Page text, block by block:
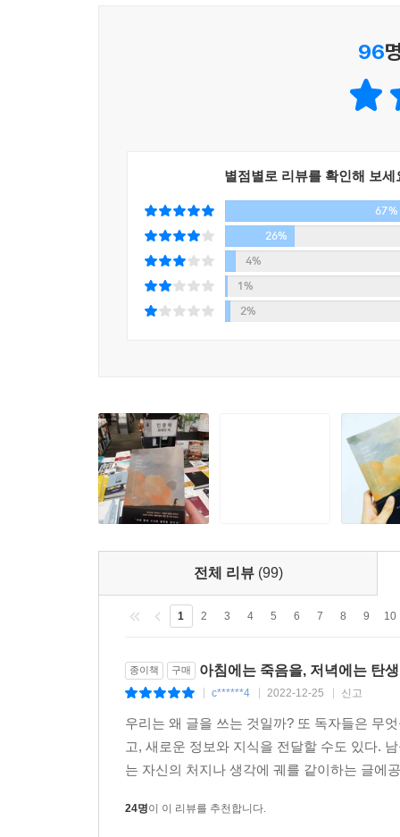
사람들은 글을 읽을 수가 있기 때문에 웬만하면
제자와 함께 배우는 도반으로서의 선생의 면모
“희미한 희망 속에서 그들을 조심스레 염려한다”
일상과 사회, 영화와 책에 대한 이야기까지 많
내보이는 시선이다. 그는 가르치는 자의 정체성
앞을 내다볼 수 없는 미래에 대한 불안으로 힘
“스스로의 삶을 평가할 때 적용되어야 할 평가 기
누가 오래 살았느냐의 문제는 아닙니다. 제가
_115쪽
《아침에는 죽음을 생각하는 것이 좋다》에는
경험한 이야기들은 차라투스트라와 전도연 배
독자의 특권이라지만, 되도록 이 책에서 너무 그
것이 그의 바람이다. 많은 것들에 확신이 없지만
삶으로 받아들이며, 큰 고통 없이 살아가는 데 좀
근심’을 누리며 살기를 원한다는 그의 바람처럼.
“‘왜 만화 연재가 늦어지는 거지’, ‘왜 디저트가 맛
96
별점별로 리뷰를 확인해 보세
67%
26%
4%
1%
2%
전체 리뷰 (99)
1 2 3 4 5 6 7 8 9 10
종이책 구매 아침에는 죽음을, 저녁에는 탄
c******4 2022-12-25 신고
우리는 왜 글을 쓰는 것일까? 또 독자들은 무
고, 새로운 정보와 지식을 전달할 수도 있다.
는 자신의 처지나 생각에 궤를 같이하는 글에
24명이 이 리뷰를 추천합니다.